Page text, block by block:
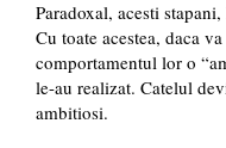
Paradoxal, acesti
Cu toate acestea, daca
comportamentul lor o
le-au realizat. Catelul
ambitiosi.